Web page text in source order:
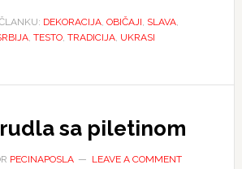
DEKORACIJA, OBIČAJI, SLAVA,
, TESTO, TRADICIJA, UKRASI
sa piletinom
PECINAPOSLA LEAVE A COMMENT